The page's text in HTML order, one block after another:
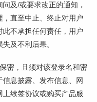
及/或要求改正的通知，
直至中止、终止对用户
不承担任何责任，用户
及不利后果。
密，且须对该登录名和密
息披露、发布信息、网
上续签协议或购买产品服